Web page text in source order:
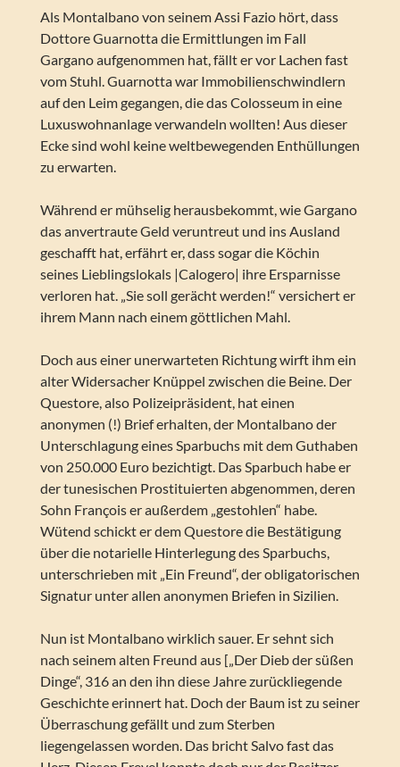
Als Montalbano von seinem Assi Fazio hört, dass
Dottore Guarnotta die Ermittlungen im Fall
Gargano aufgenommen hat, fällt er vor Lachen fast
vom Stuhl. Guarnotta war Immobilienschwindlern
auf den Leim gegangen, die das Colosseum in eine
Luxuswohnanlage verwandeln wollten! Aus dieser
Ecke sind wohl keine weltbewegenden Enthüllungen
zu erwarten.
Während er mühselig herausbekommt, wie Gargano
das anvertraute Geld veruntreut und ins Ausland
geschafft hat, erfährt er, dass sogar die Köchin
seines Lieblingslokals |Calogero| ihre Ersparnisse
verloren hat. „Sie soll gerächt werden!“ versichert er
ihrem Mann nach einem göttlichen Mahl.
Doch aus einer unerwarteten Richtung wirft ihm ein
alter Widersacher Knüppel zwischen die Beine. Der
Questore, also Polizeipräsident, hat einen
anonymen (!) Brief erhalten, der Montalbano der
Unterschlagung eines Sparbuchs mit dem Guthaben
von 250.000 Euro bezichtigt. Das Sparbuch habe er
der tunesischen Prostituierten abgenommen, deren
Sohn François er außerdem „gestohlen“ habe.
Wütend schickt er dem Questore die Bestätigung
über die notarielle Hinterlegung des Sparbuchs,
unterschrieben mit „Ein Freund“, der obligatorischen
Signatur unter allen anonymen Briefen in Sizilien.
Nun ist Montalbano wirklich sauer. Er sehnt sich
nach seinem alten Freund aus [„Der Dieb der süßen
Dinge“, 316 an den ihn diese Jahre zurückliegende
Geschichte erinnert hat. Doch der Baum ist zu seiner
Überraschung gefällt und zum Sterben
liegengelassen worden. Das bricht Salvo fast das